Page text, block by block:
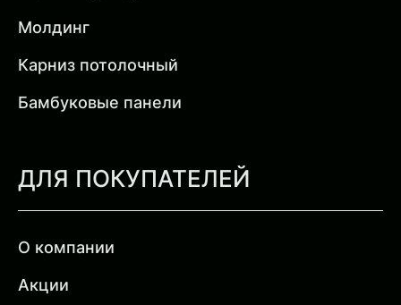
Молдинг
Карниз потолочный
Бамбуковые панели
ДЛЯ ПОКУПАТЕЛЕЙ
О компании
Акции